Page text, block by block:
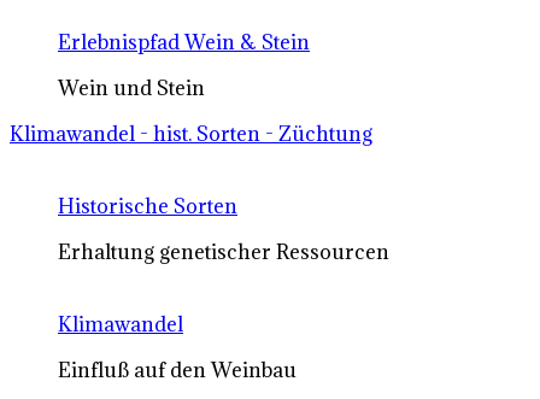
Erlebnispfad Wein & Stein
Wein und Stein
Klimawandel - hist. Sorten - Züchtung
Historische Sorten
Erhaltung genetischer Ressourcen
Klimawandel
Einfluß auf den Weinbau